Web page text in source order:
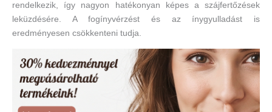
rendelkezik, így nagyon hatékonyan képes a szájfertőzések
leküzdésére. A fogínyvérzést és az ínygyulladást is
eredményesen csökkenteni tudja.